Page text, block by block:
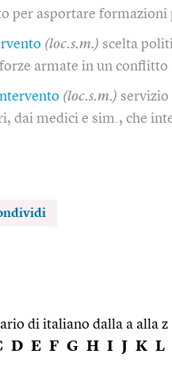
per asportare formazioni
(loc.s.m.) scelta
armate in un
(loc.s.m.)
dai medici e sim., che
di italiano dalla a alla z
D E F G H I J K L